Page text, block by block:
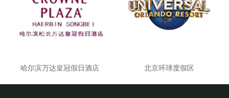
哈尔滨万达皇冠假日酒店 北京环球度假区